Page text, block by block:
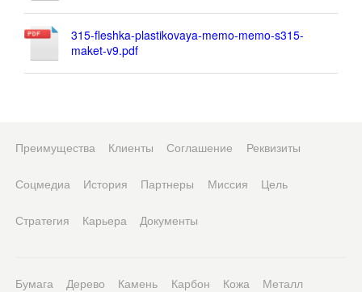
315-fleshka-plastikovaya-memo-memo-s315-
maket-v9.pdf
Преимущества Клиенты Соглашение Реквизиты
Соцмедиа История Партнеры Миссия Цель
Стратегия Карьера Документы
Бумага Дерево Камень Карбон Кожа
Металл